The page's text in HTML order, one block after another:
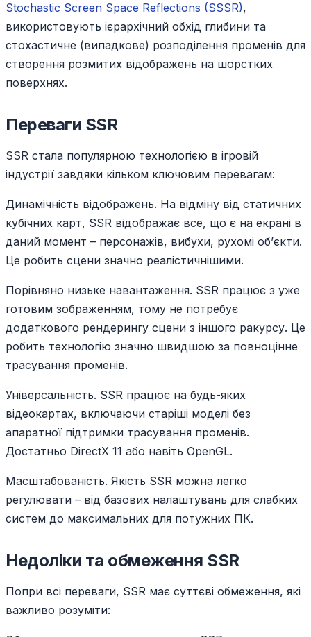
Stochastic Screen Space Reflections (SSSR),
використовують ієрархічний обхід глибини та
стохастичне (випадкове) розподілення променів для
створення розмитих відображень на шорстких
поверхнях.
Переваги SSR
SSR стала популярною технологією в ігровій
індустрії завдяки кільком ключовим перевагам:
Динамічність відображень. На відміну від статичних
кубічних карт, SSR відображає все, що є на екрані в
даний момент – персонажів, вибухи, рухомі об’єкти.
Це робить сцени значно реалістичнішими.
Порівняно низьке навантаження. SSR працює з уже
готовим зображенням, тому не потребує
додаткового рендерингу сцени з іншого ракурсу. Це
робить технологію значно швидшою за повноцінне
трасування променів.
Універсальність. SSR працює на будь-яких
відеокартах, включаючи старіші моделі без
апаратної підтримки трасування променів.
Достатньо DirectX 11 або навіть OpenGL.
Масштабованість. Якість SSR можна легко
регулювати – від базових налаштувань для слабких
систем до максимальних для потужних ПК.
Недоліки та обмеження SSR
Попри всі переваги, SSR має суттєві обмеження, які
важливо розуміти: